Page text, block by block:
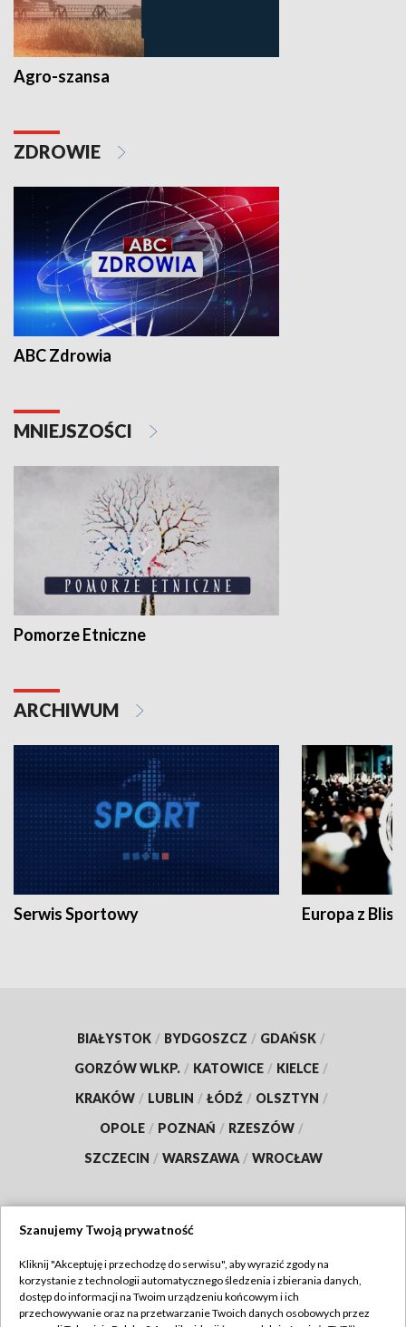
Agro-szansa
ZDROWIE
ABC Zdrowia
MNIEJSZOŚCI
Pomorze Etniczne
ARCHIWUM
Serwis Sportowy Europa z
BIAŁYSTOK / BYDGOSZCZ / GDAŃSK /
GORZÓW WLKP. / KATOWICE / KIELCE /
KRAKÓW / LUBLIN / ŁÓDŹ / OLSZTYN /
OPOLE / POZNAŃ / RZESZÓW /
SZCZECIN / WARSZAWA / WROCŁAW
TVP
Abonament TVP
Regulamin TVP
Szanujemy Twoją prywatność
Kliknij "Akceptuję i przechodzę do serwisu", aby wyrazić zgody na
korzystanie z technologii automatycznego śledzenia i zbierania danych,
dostęp do informacji na Twoim urządzeniu końcowym i ich
przechowywanie oraz na przetwarzanie Twoich danych osobowych przez